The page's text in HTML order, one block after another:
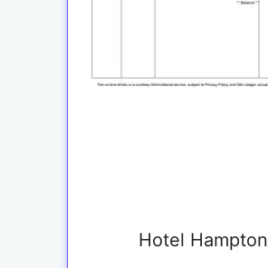
Hotel Hampton